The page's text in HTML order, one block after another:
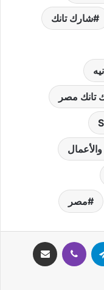
شارك تانك
تانك مصر
مصر
تيلقرام ڤايبر